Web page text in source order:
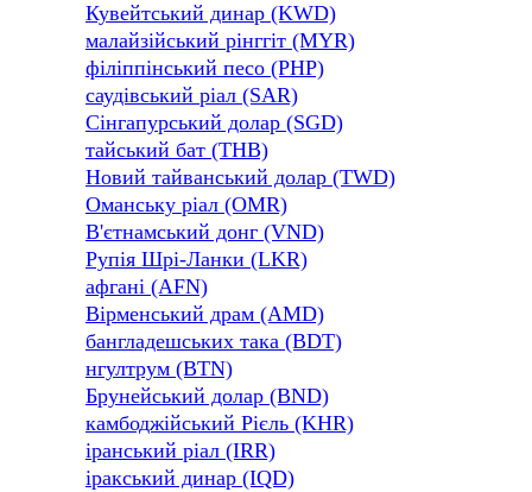
Кувейтський динар (KWD)
малайзійський рінггіт (MYR)
філіппінський песо (PHP)
саудівський ріал (SAR)
Сінгапурський долар (SGD)
тайський бат (THB)
Новий тайванський долар (TWD)
Оманську ріал (OMR)
В'єтнамський донг (VND)
Рупія Шрі-Ланки (LKR)
афгані (AFN)
Вірменський драм (AMD)
бангладешських така (BDT)
нгултрум (BTN)
Брунейський долар (BND)
камбоджійський Рієль (KHR)
іранський ріал (IRR)
іракський динар (IQD)